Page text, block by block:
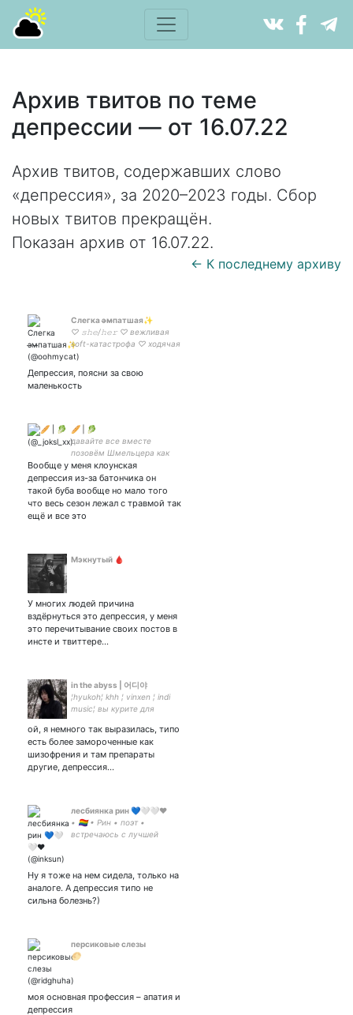
Архив твитов по теме
депрессии — от 16.07.22
Архив твитов, содержавших слово
«депрессия», за 2020–2023 годы. Сбор
новых твитов прекращён.
Показан архив от 16.07.22.
← К последнему архиву
Слегка э̶м̶патшая✨
♡ 𝚜𝚑𝚎/𝚑𝚎𝚛 ♡ вежливая
soft-катастрофа ♡ ходячая
отсылка ♡ убиваю тебя
𝙷𝙴 телепат ♡
Депрессия, поясни за свою
маленькость
🥖 | 🥬
давайте все вместе
позовём Шмельцера как
деда мороза на
новогоднем утреннике/🏐:
🇦🇷🇨🇵🇩🇪🇧🇷🇷🇺,Br volleys,SVG
Luenebugr,🕯️UV frankfurt
Вообще у меня клоунская
депрессия из-за батончика он
такой буба вообще но мало того
что весь сезон лежал с травмой так
ещё и все это
Мэкнутый 🩸
У многих людей причина
вздёрнуться это депрессия, у меня
это перечитывание своих постов в
инсте и твиттере…
in the abyss | 어디야
¦hyukoh¦ khh ¦ vinxen ¦ indi
music¦ вы курите для
чтобы умереть ¦
ой, я немного так выразилась, типо
есть более замороченные как
шизофрения и там препараты
другие, депрессия…
лесбиянка рин 💙🤍🤍❤
• 🏳️‍🌈 • Рин • поэт •
встречаюсь с лучшей
радфем взгляды •
410019985723256 •
Ну я тоже на нем сидела, только на
аналоге. А депрессия типо не
сильна болезнь?)
персиковые слезы
🌕
моя основная профессия – апатия и
депрессия